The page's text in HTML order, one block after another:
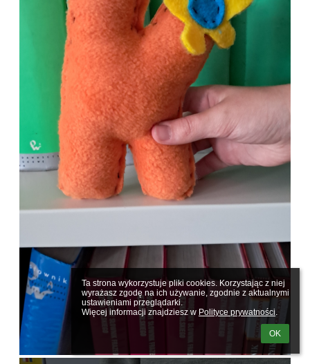
Ta strona wykorzystuje pliki cookies. Korzystając z niej
wyrażasz zgodę na ich używanie, zgodnie z aktualnymi
ustawieniami przeglądarki.
Więcej informacji znajdziesz w Polityce prywatności.
OK